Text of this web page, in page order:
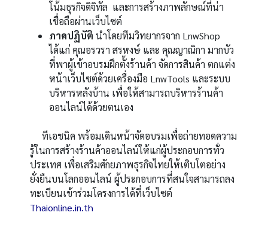
โน้มธุรกิจดิจิทัล และการสร้างภาพลักษณ์ที่น่า
เชื่อถือผ่านเว็บไซต์
ภาคปฏิบัติ นำโดยทีมวิทยากรจาก LnwShop
ได้แก่ คุณอรวรา สรหงษ์ และ คุณญาณิกา มากบัว
ที่พาผู้เข้าอบรมฝึกตั้งร้านค้า จัดการสินค้า ตกแต่ง
หน้าเว็บไซต์ด้วยเครื่องมือ LnwTools และระบบ
บริหารหลังบ้าน เพื่อให้สามารถบริหารร้านค้า
ออนไลน์ได้ด้วยตนเอง
ทีเอชนิค พร้อมเดินหน้าจัดอบรมเพื่อถ่ายทอดความ
รู้ในการสร้างร้านค้าออนไลน์ให้แก่ผู้ประกอบการทั่ว
ประเทศ เพื่อเสริมศักยภาพธุรกิจไทยให้เติบโตอย่าง
ยั่งยืนบนโลกออนไลน์ ผู้ประกอบการที่สนใจสามารถลง
ทะเบียนเข้าร่วมโครงการได้ที่เว็บไซต์
Thaionline.in.th